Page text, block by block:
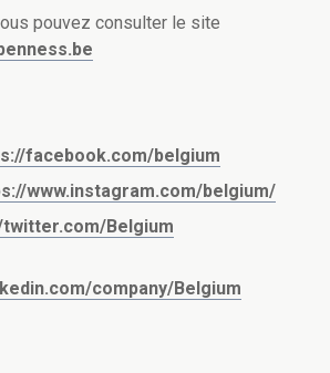
pouvez consulter le site
facebook.com/belgium
www.instagram.com/belgium/
twitter.com/Belgium
company/Belgium